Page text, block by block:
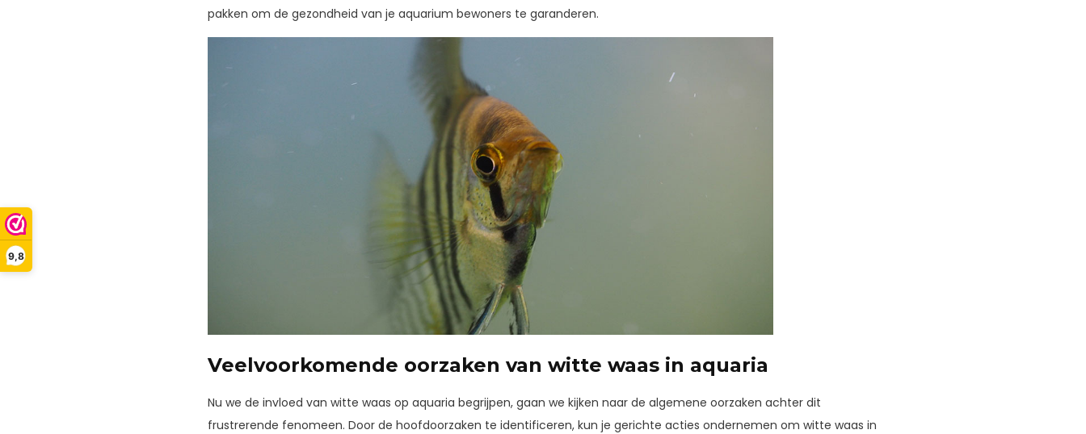
9,8
pakken om de gezondheid van je aquarium bewoners te garanderen.
Veelvoorkomende oorzaken van witte waas in aquaria
Nu we de invloed van witte waas op aquaria begrijpen, gaan we kijken naar de algemene oorzaken achter dit
frustrerende fenomeen. Door de hoofdoorzaken te identificeren, kun je gerichte acties ondernemen om witte waas in